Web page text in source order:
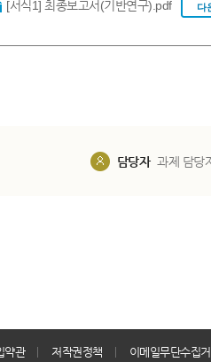
다
담당자 과제 담당
약관 저작권정책 이메일무단수집